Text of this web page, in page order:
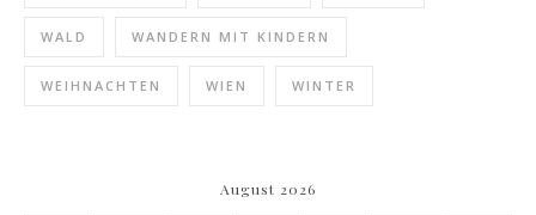
WALD WANDERN MIT KINDERN
WEIHNACHTEN WIEN WINTER
August 2026